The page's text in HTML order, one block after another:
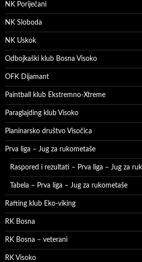
NK Poriječani
NK Sloboda
NK Uskok
Odbojkaški klub Bosna Visoko
OFK Dijamant
Paintball klub Ekstremno-Xtreme
Paraglajding klub Visoko
Planinarsko društvo Visočica
Prva liga – Jug za rukometaše
Raspored i rezultati – Prva liga – Jug za
Tabela – Prva liga – Jug za rukometaše
Rafting klub Eko-viking
RK Bosna
RK Bosna – veterani
RK Visoko